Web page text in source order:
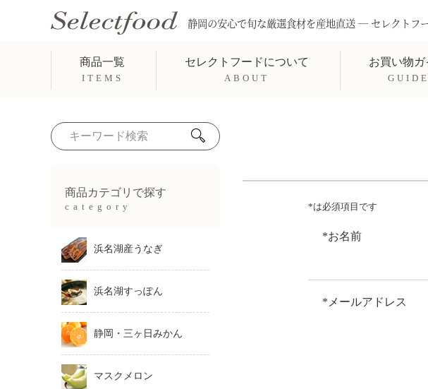
静岡の安心で旬な厳選食材を産地直送 ― セレクトフ
商品一覧
ITEMS
セレクトフードについて
ABOUT
お買い物ガ
GUIDE
商品カテゴリで探す
category
浜名湖産うなぎ
浜名湖すっぽん
静岡・三ヶ日みかん
マスクメロン
*は必須項目です
*お名前
*メールアドレス